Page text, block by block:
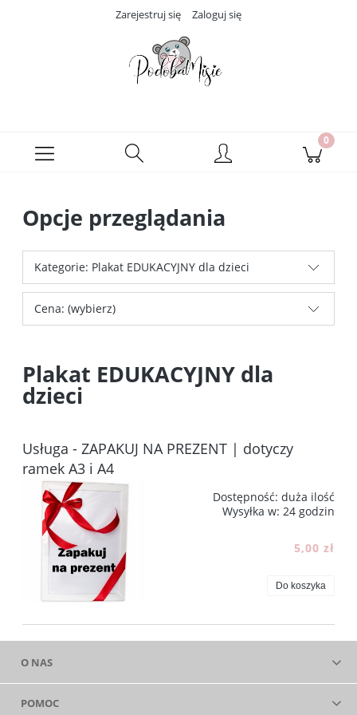
Zarejestruj się Zaloguj się
Opcje przeglądania
Kategorie: Plakat EDUKACYJNY dla dzieci
Cena: (wybierz)
Plakat EDUKACYJNY dla
dzieci
Usługa - ZAPAKUJ NA PREZENT | dotyczy
ramek A3 i A4
Dostępność: duża ilość
Wysyłka w: 24 godzin
5,00 zł
Do koszyka
O NAS
POMOC